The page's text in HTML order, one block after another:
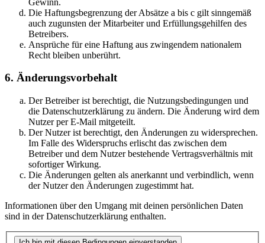
Die Haftungsbegrenzung der Absätze a bis c gilt sinngemäß
auch zugunsten der Mitarbeiter und Erfüllungsgehilfen des
Betreibers.
Ansprüche für eine Haftung aus zwingendem nationalem
Recht bleiben unberührt.
6. Änderungsvorbehalt
Der Betreiber ist berechtigt, die Nutzungsbedingungen und
die Datenschutzerklärung zu ändern. Die Änderung wird dem
Nutzer per E-Mail mitgeteilt.
Der Nutzer ist berechtigt, den Änderungen zu widersprechen.
Im Falle des Widerspruchs erlischt das zwischen dem
Betreiber und dem Nutzer bestehende Vertragsverhältnis mit
sofortiger Wirkung.
Die Änderungen gelten als anerkannt und verbindlich, wenn
der Nutzer den Änderungen zugestimmt hat.
Informationen über den Umgang mit deinen persönlichen Daten
sind in der Datenschutzerklärung enthalten.